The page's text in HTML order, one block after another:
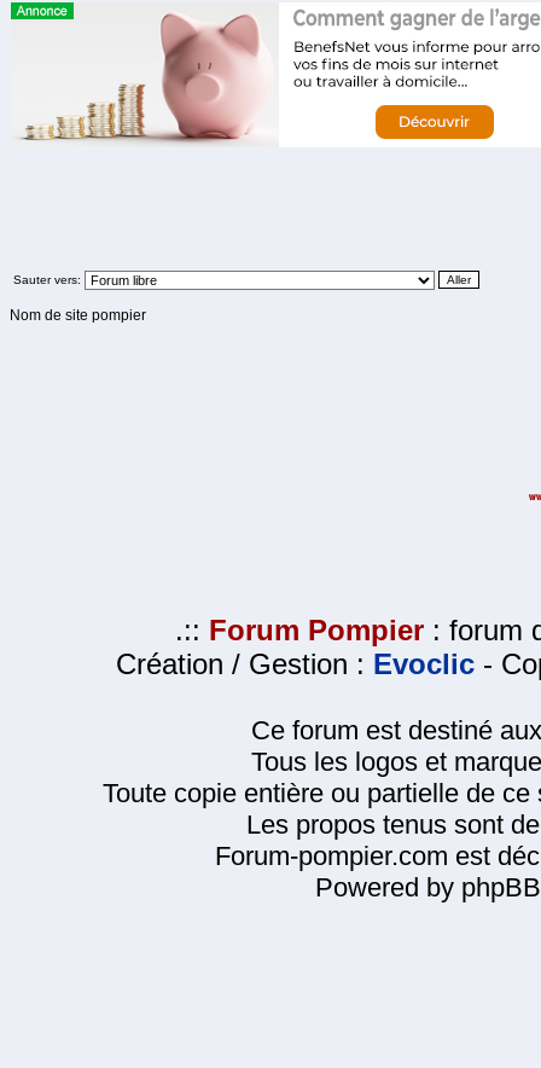
Sauter vers:
Nom de site pompier
.:: Forum Pompier : forum
Création / Gestion : Evoclic -
Ce forum est destiné
Tous les logos et
Toute copie entière ou partielle de
Les propos tenus sont
Forum-pompier.com est
Powered by